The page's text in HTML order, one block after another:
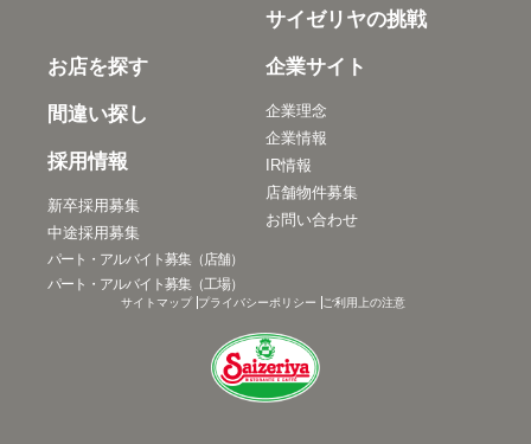
サイゼリヤの挑戦
お店を探す
間違い探し
採用情報
新卒採用募集
中途採用募集
パート・アルバイト募集（店舗）
パート・アルバイト募集（工場）
企業サイト
企業理念
企業情報
IR情報
店舗物件募集
お問い合わせ
サイトマップ プライバシーポリシー ご利用上の注意